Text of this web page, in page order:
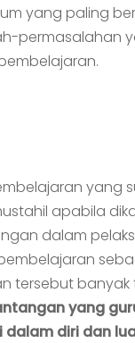
yang paling
permasalahan
yang
apabila
dalam
tersebut
yang
dalam diri dan